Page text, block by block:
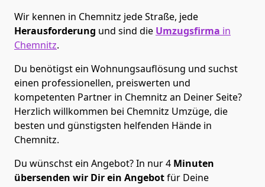
Wir kennen in Chemnitz jede Straße, jede
Herausforderung und sind die Umzugsfirma in
Chemnitz.
Du benötigst ein Wohnungsauflösung und suchst
einen professionellen, preiswerten und
kompetenten Partner in Chemnitz an Deiner Seite?
Herzlich willkommen bei Chemnitz Umzüge, die
besten und günstigsten helfenden Hände in
Chemnitz.
Du wünschst ein Angebot? In nur 4 Minuten
übersenden wir Dir ein Angebotfür Deine